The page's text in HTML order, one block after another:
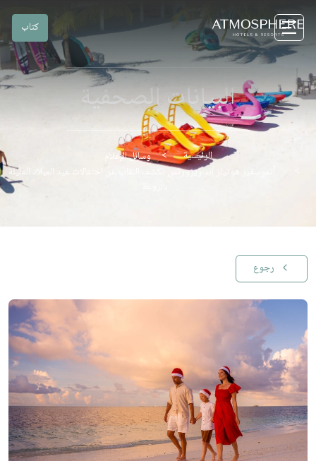
كتاب
البيانات الصحفية
الرئيسية
وسائل الإعلام
أتموسفير هوتيلز آند ريزورتس تكشف النقاب عن احتفالات عيد الميلاد المليئة
رجوع